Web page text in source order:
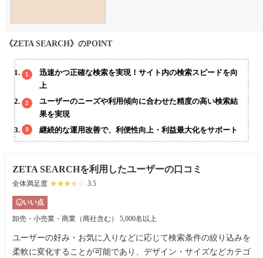
《ZETA SEARCH》のPOINT
迅速かつ正確な検索を実現！サイト内の検索スピードを向
上
ユーザーのニーズや利用傾向に合わせた精度の高い検索結
果を実現
継続的な運用改善で、利便性向上・利益最大化をサポート
ZETA SEARCHを利用したユーザーの口コミ
全体満足度 ☆☆☆☆☆
★★★★★ 3.5
いい点
卸売・小売業・商業（商社含む）
5,000名以上
ユーザーの好み・お気に入りなどに応じて検索条件の絞り込みを
柔軟に変化することが可能であり、デザイン・サイズなどカテゴ